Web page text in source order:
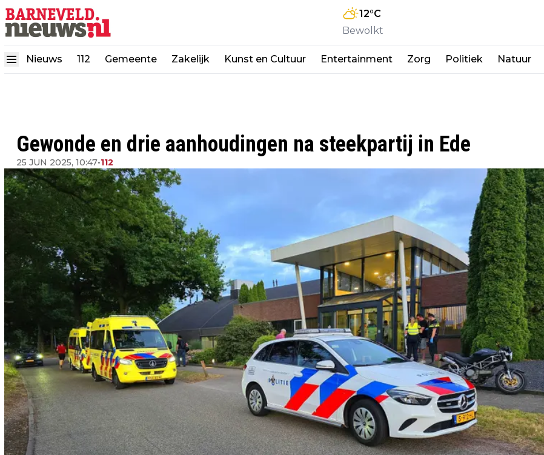
12°C
Bewolkt
Nieuws 112 Gemeente Zakelijk Kunst en Cultuur Entertainment Zorg Politiek Natuur
Gewonde en drie aanhoudingen na steekpartij in Ede
25 JUN 2025, 10:47•112